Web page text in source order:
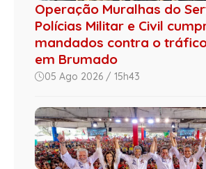
Operação Muralhas do
Polícias Militar e Civil
mandados contra o
em Brumado
05 Ago 2026 / 15h43